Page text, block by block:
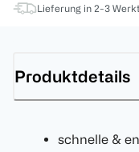
Lieferung in 2-3
Produktdetails
schnelle &